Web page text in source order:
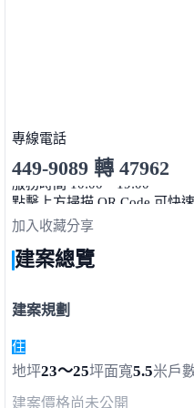
專線電話
449-9089 轉 47962
服務時間 10:00～19:00
加入收藏分享
建案總覽
建案規劃
住
地坪23～25坪面寬5.5米戶
建案價格尚未公開